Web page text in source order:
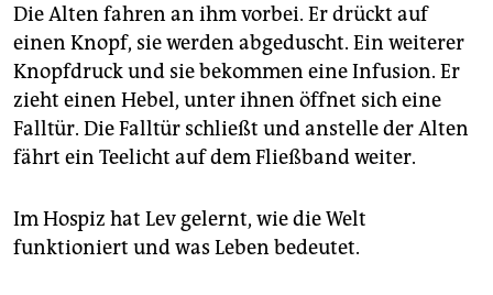
Die Alten fahren an ihm vorbei. Er drückt auf
einen Knopf, sie werden abgeduscht. Ein weiterer
Knopfdruck und sie bekommen eine Infusion. Er
zieht einen Hebel, unter ihnen öffnet sich eine
Falltür. Die Falltür schließt und anstelle der Alten
fährt ein Teelicht auf dem Fließband weiter.
Im Hospiz hat Lev gelernt, wie die Welt
funktioniert und was Leben bedeutet.